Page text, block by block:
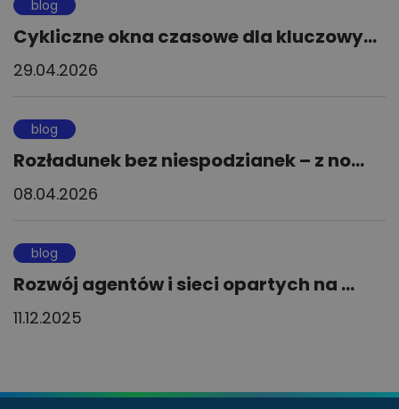
blog
Cykliczne okna czasowe dla kluczowy...
29.04.2026
blog
Rozładunek bez niespodzianek – z no...
08.04.2026
blog
Rozwój agentów i sieci opartych na ...
11.12.2025